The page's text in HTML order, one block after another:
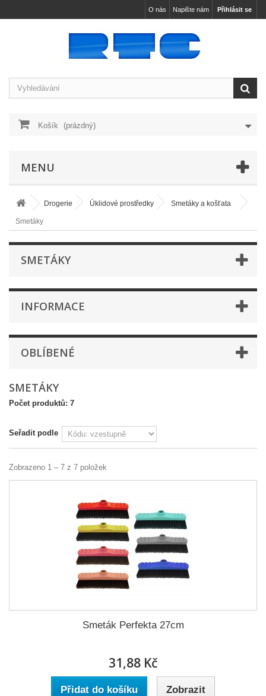
Přihlásit se
Napište nám
O nás
Košík (prázdný)
MENU
Drogerie Úklidové prostředky Smetáky a košťata
Smetáky
SMETÁKY
INFORMACE
OBLÍBENÉ
SMETÁKY
Počet produktů: 7
Seřadit podle
Zobrazeno 1 – 7 z 7 položek
Smeták Perfekta 27cm
31,88 Kč
Přidat do košíku Zobrazit